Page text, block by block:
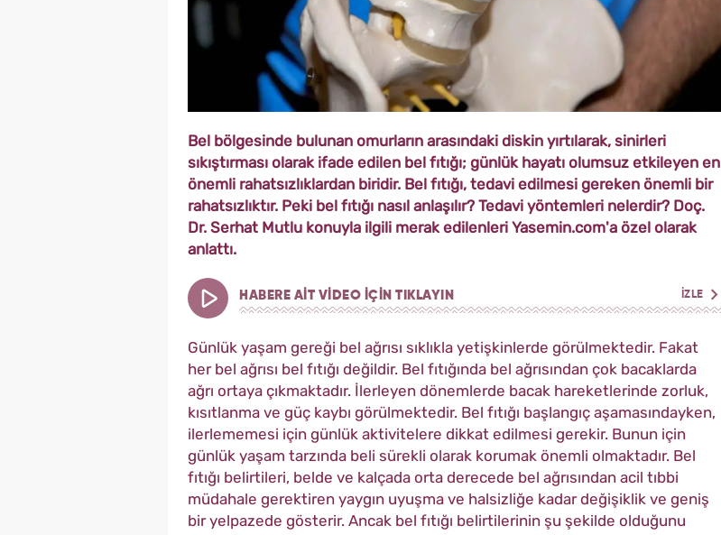
Bel bölgesinde bulunan omurların arasındaki diskin yırtılarak, sinirleri
sıkıştırması olarak ifade edilen bel fıtığı; günlük hayatı olumsuz etkileyen en
önemli rahatsızlıklardan biridir. Bel fıtığı, tedavi edilmesi gereken önemli bir
rahatsızlıktır. Peki bel fıtığı nasıl anlaşılır? Tedavi yöntemleri nelerdir? Doç.
Dr. Serhat Mutlu konuyla ilgili merak edilenleri Yasemin.com'a özel olarak
anlattı.
HABERE AİT VİDEO İÇİN TIKLAYIN İZLE
Günlük yaşam gereği bel ağrısı sıklıkla yetişkinlerde görülmektedir. Fakat
her bel ağrısı bel fıtığı değildir. Bel fıtığında bel ağrısından çok bacaklarda
ağrı ortaya çıkmaktadır. İlerleyen dönemlerde bacak hareketlerinde zorluk,
kısıtlanma ve güç kaybı görülmektedir. Bel fıtığı başlangıç aşamasındayken,
ilerlememesi için günlük aktivitelere dikkat edilmesi gerekir. Bunun için
günlük yaşam tarzında beli sürekli olarak korumak önemli olmaktadır. Bel
fıtığı belirtileri, belde ve kalçada orta derecede bel ağrısından acil tıbbi
müdahale gerektiren yaygın uyuşma ve halsizliğe kadar değişiklik ve geniş
bir yelpazede gösterir. Ancak bel fıtığı belirtilerinin şu şekilde olduğunu